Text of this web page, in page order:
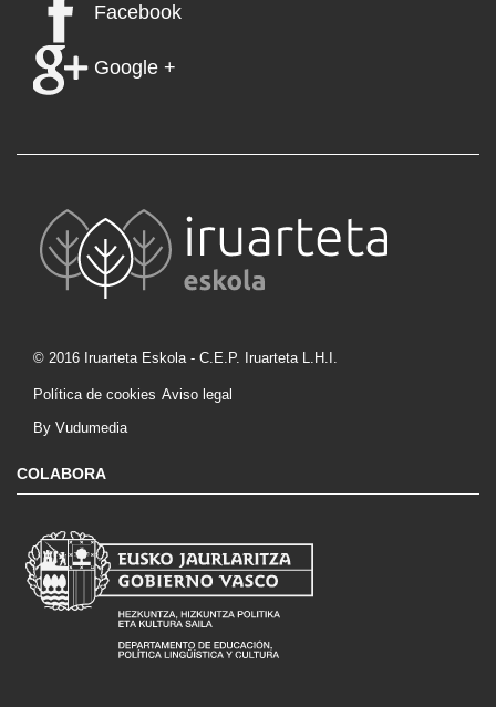
Facebook
Google +
© 2016 Iruarteta Eskola - C.E.P. Iruarteta L.H.I.
Política de cookies Aviso legal
By Vudumedia
COLABORA